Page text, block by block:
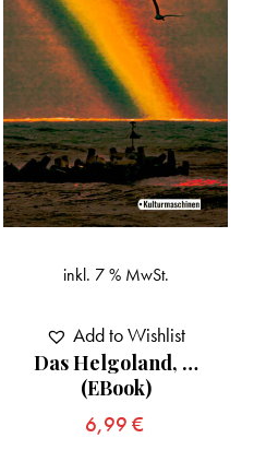
Das Helgoland, …
(eBook)
6,99€
inkl. 7 % MwSt.
Add to Wishlist